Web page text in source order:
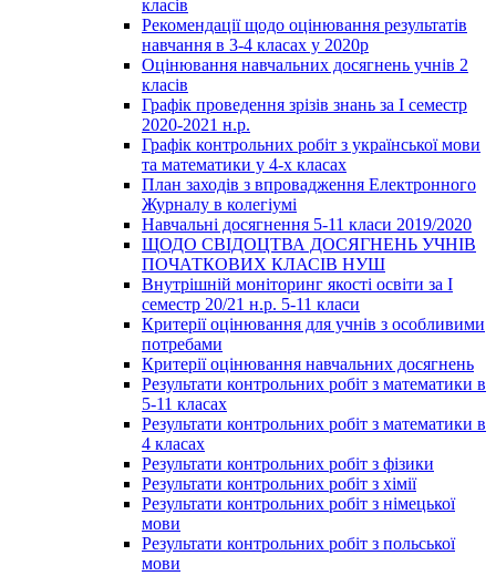
класів
Рекомендації щодо оцінювання результатів
навчання в 3-4 класах у 2020р
Оцінювання навчальних досягнень учнів 2
класів
Графік проведення зрізів знань за І семестр
2020-2021 н.р.
Графік контрольних робіт з української мови
та математики у 4-х класах
План заходів з впровадження Електронного
Журналу в колегіумі
Навчальні досягнення 5-11 класи 2019/2020
ЩОДО СВІДОЦТВА ДОСЯГНЕНЬ УЧНІВ
ПОЧАТКОВИХ КЛАСІВ НУШ
Внутрішній моніторинг якості освіти за І
семестр 20/21 н.р. 5-11 класи
Критерії оцінювання для учнів з особливими
потребами
Критерії оцінювання навчальних досягнень
Результати контрольних робіт з математики в
5-11 класах
Результати контрольних робіт з математики в
4 класах
Результати контрольних робіт з фізики
Результати контрольних робіт з хімії
Результати контрольних робіт з німецької
мови
Результати контрольних робіт з польської
мови